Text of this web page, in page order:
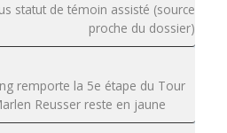
statut de témoin assisté (source
proche du dossier)
remporte la 5e étape du Tour
Reusser reste en jaune